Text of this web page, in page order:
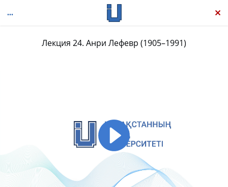
Лекция 24. Анри Лефевр (1905–1991)